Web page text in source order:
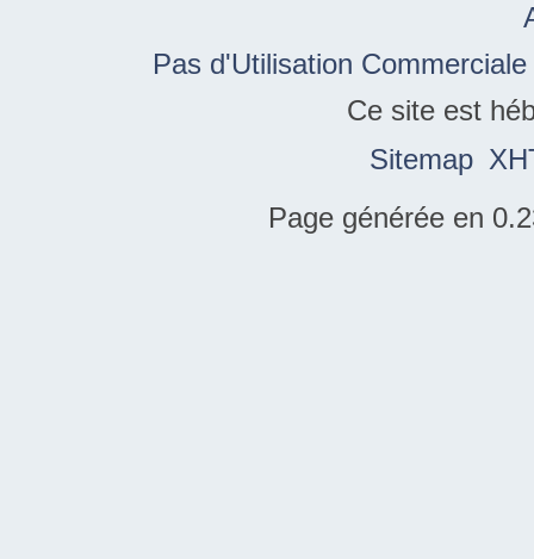
Pas d'Utilisation
Ce site est
Sitemap
Page générée en